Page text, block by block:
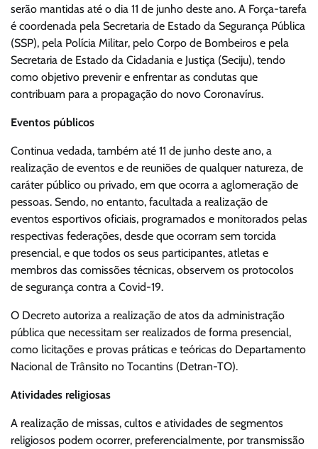
serão mantidas até o dia 11 de junho deste ano. A Força-tarefa
é coordenada pela Secretaria de Estado da Segurança Pública
(SSP), pela Polícia Militar, pelo Corpo de Bombeiros e pela
Secretaria de Estado da Cidadania e Justiça (Seciju), tendo
como objetivo prevenir e enfrentar as condutas que
contribuam para a propagação do novo Coronavírus.
Eventos públicos
Continua vedada, também até 11 de junho deste ano, a
realização de eventos e de reuniões de qualquer natureza, de
caráter público ou privado, em que ocorra a aglomeração de
pessoas. Sendo, no entanto, facultada a realização de
eventos esportivos oficiais, programados e monitorados pelas
respectivas federações, desde que ocorram sem torcida
presencial, e que todos os seus participantes, atletas e
membros das comissões técnicas, observem os protocolos
de segurança contra a Covid-19.
O Decreto autoriza a realização de atos da administração
pública que necessitam ser realizados de forma presencial,
como licitações e provas práticas e teóricas do Departamento
Nacional de Trânsito no Tocantins (Detran-TO).
Atividades religiosas
A realização de missas, cultos e atividades de segmentos
religiosos podem ocorrer, preferencialmente, por transmissão